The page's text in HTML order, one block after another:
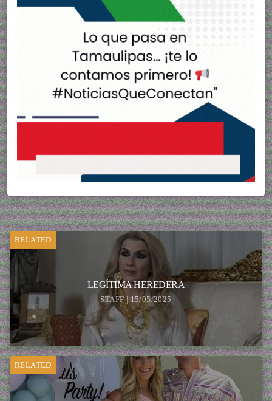
RELATED
LEGÍTIMA HEREDERA
STAFF | 15/05/2025
RELATED